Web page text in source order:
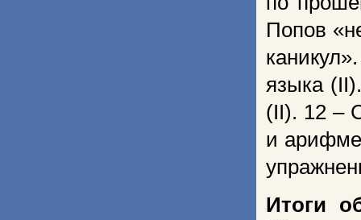
Попов
языка
(II). 12 –
и
Итоги